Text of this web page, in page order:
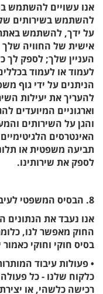
אנו עשויים להשתמש
להשתמש בשירותים
על ידך, להשתמש באתר
אישית של החוויה שלך
העניין שלך; לספק לך
לעמוד או לעמוד
הניתנים על ידי גוף
להעריך את יעילות
וארגוניים המיועדים
והגן על השירותים
האינטרסים
תביעה משפטית או
לספק את שירותינו.
8. הבסיס המשפטי לעיבוד הנתונים האישיים שלך
אנו נעבד את
החוק מאפשר לנו,
בסיס חוקי וחוקי
• פעולות עיבוד
כלקוח שלנו - כל
רכישה כלשהי, או